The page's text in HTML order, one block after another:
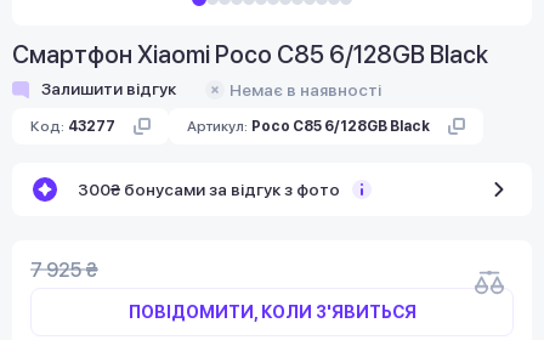
Смартфон Xiaomi Poco C85 6/128GB Black
Залишити відгук Немає в наявності
Код: 43277 Артикул: Poco C85 6/128GB Black
300₴ бонусами за відгук з фото
7 925 ₴
ПОВІДОМИТИ, КОЛИ З'ЯВИТЬСЯ